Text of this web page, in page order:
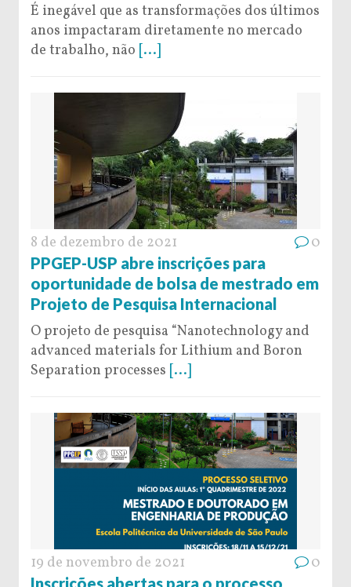
É inegável que as transformações dos últimos
anos impactaram diretamente no mercado
de trabalho, não [...]
8 de dezembro de 2021 0
PPGEP-USP abre inscrições para
oportunidade de bolsa de mestrado em
Projeto de Pesquisa Internacional
O projeto de pesquisa “Nanotechnology and
advanced materials for Lithium and Boron
Separation processes [...]
19 de novembro de 2021 0
Inscrições abertas para o processo